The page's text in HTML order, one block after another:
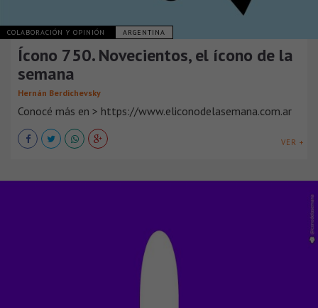
COLABORACIÓN Y OPINIÓN ARGENTINA
Ícono 750. Novecientos, el ícono de la
semana
Hernán Berdichevsky
Conocé más en > https://www.eliconodelasemana.com.ar
VER +